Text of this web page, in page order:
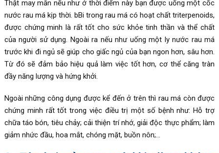
Thật may mắn nếu như ở thời điểm này bạn được uống một cốc
nước rau má kịp thời. bBi trong rau má có hoạt chất triterpenoids,
được chứng minh là rất tốt cho sức khỏe tinh thần và thể chất
của người sử dụng. Ngoài ra nếu như uống một ly nước rau má
trước khi đi ngủ sẽ giúp cho giấc ngủ của bạn ngon hơn, sâu hơn.
Từ đó sẽ đảm bảo hiệu quả làm việc tốt hơn, cơ thể căng tràn
đầy năng lượng và hứng khởi.
Ngoài những công dụng được kể đến ở trên thì rau má còn được
chứng minh rất tốt trong việc điều trị một số bệnh như: Hỗ trợ
chữa táo bón, tiêu chảy; cải thiện trí nhớ, giải độc thực phẩm; làm
giảm nhức đầu, hoa mắt, chóng mặt, buồn nôn;…